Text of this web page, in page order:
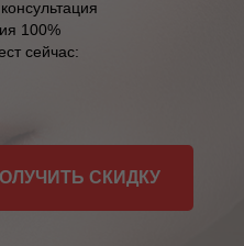
100%
сейчас:
СКИДКУ